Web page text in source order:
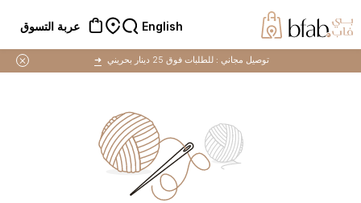
English عربة التسوق
توصيل مجاني :للطلبات فوق 25 دينار بحريني ➜